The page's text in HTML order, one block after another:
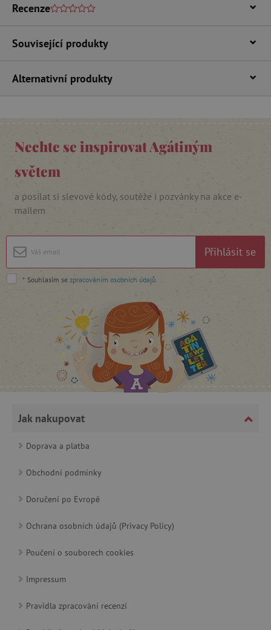
Recenze
Související produkty
Alternativní produkty
Nechte se inspirovat Agátiným
světem
a posílat si slevové kódy, soutěže i pozvánky na akce e-
mailem
Přihlásit se
* Souhlasím se zpracováním osobních údajů
Jak nakupovat
Doprava a platba
Obchodní podmínky
Doručení po Evropě
Ochrana osobních údajů (Privacy Policy)
Poučení o souborech cookies
Impressum
Pravidla zpracování recenzí
cjConsent .agatinsvet.cz